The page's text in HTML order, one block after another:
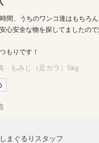
間、うちのワンコ達はもちろ
心安全な物を探してましたの
もりです！
もみじ（足ガラ）5kg
まぐるりスタッフ